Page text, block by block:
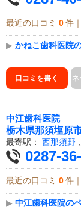
最近の口コミ 0 件
▶ かねこ歯科医院
口コミを書く
中江歯科医院
栃木県那須塩原
最寄駅： 西那須野
0287-
最近の口コミ 0 件
▶ 中江歯科医院の